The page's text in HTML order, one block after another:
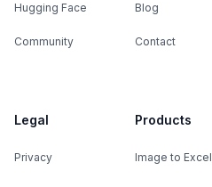
Hugging Face
Community
Blog
Contact
Legal
Privacy
Products
Image to Excel